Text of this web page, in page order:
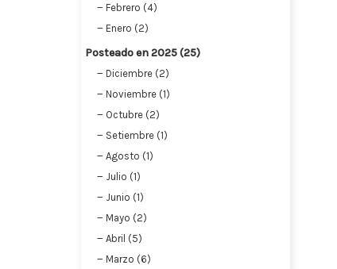
Febrero (4)
Enero (2)
Posteado en 2025 (25)
Diciembre (2)
Noviembre (1)
Octubre (2)
Setiembre (1)
Agosto (1)
Julio (1)
Junio (1)
Mayo (2)
Abril (5)
Marzo (6)